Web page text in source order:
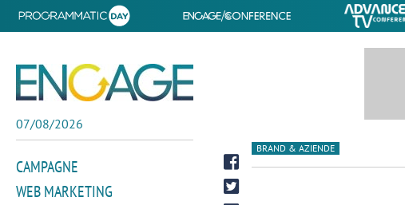
07/08/2026
CAMPAGNE
WEB MARKETING
BRAND & AZIENDE